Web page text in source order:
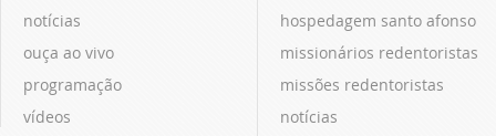
notícias
ouça ao vivo
programação
vídeos
hospedagem santo afonso
missionários redentoristas
missões redentoristas
notícias